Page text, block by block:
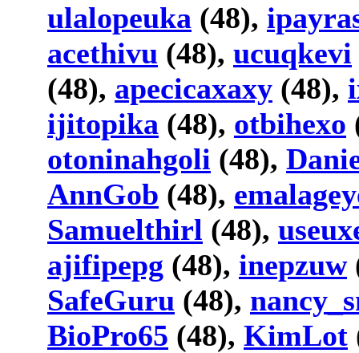
ulalopeuka (48),
acethivu (48), ucuqkevi
(48), apecicaxaxy (48),
ijitopika (48), otbihexo
otoninahgoli (48),
AnnGob (48),
Samuelthirl (48),
ajifipepg (48), inepzuw
SafeGuru (48),
BioPro65 (48), KimLot